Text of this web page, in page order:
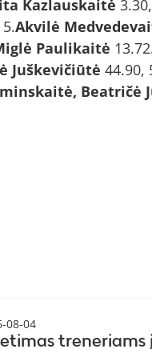
Kazlauskaitė
Akvilė
Paulikaitė
Juškevičiūtė 44.90,
Beatričė
08-04
treneriams